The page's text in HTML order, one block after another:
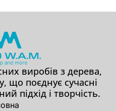
виробів з дерева,
що поєднує сучасні
підхід і творчість.